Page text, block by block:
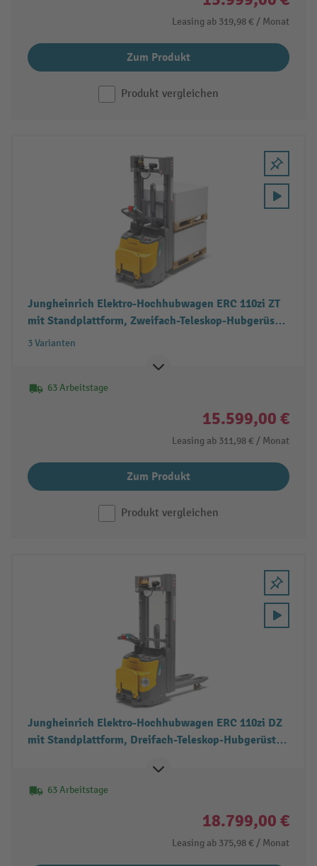
Leasing ab 319,98 € / Monat
Zum Produkt
Produkt vergleichen
Jungheinrich Elektro-Hochhubwagen ERC 110zi ZT
mit Standplattform, Zweifach-Teleskop-Hubgerüst,
Doppelstockfunktion, Tragfähigkeit 1.200 kg
3 Varianten
63 Arbeitstage
15.599,00 €
Leasing ab 311,98 € / Monat
Zum Produkt
Produkt vergleichen
Jungheinrich Elektro-Hochhubwagen ERC 110zi DZ
mit Standplattform, Dreifach-Teleskop-Hubgerüst,
63 Arbeitstage
18.799,00 €
Leasing ab 375,98 € / Monat